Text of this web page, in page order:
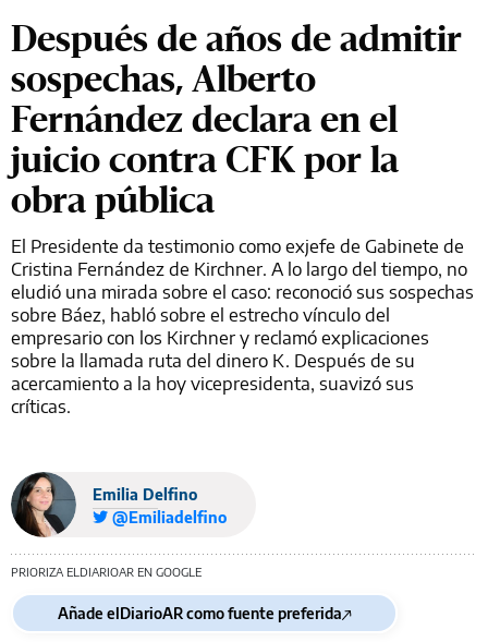
Después de años de admitir
sospechas, Alberto
Fernández declara en el
juicio contra CFK por la
obra pública
El Presidente da testimonio como exjefe de Gabinete de
Cristina Fernández de Kirchner. A lo largo del tiempo, no
eludió una mirada sobre el caso: reconoció sus sospechas
sobre Báez, habló sobre el estrecho vínculo del
empresario con los Kirchner y reclamó explicaciones
sobre la llamada ruta del dinero K. Después de su
acercamiento a la hoy vicepresidenta, suavizó sus
críticas.
Emilia Delfino
@Emiliadelfino
PRIORIZA ELDIARIOAR EN GOOGLE
Añade elDiarioAR como fuente preferida